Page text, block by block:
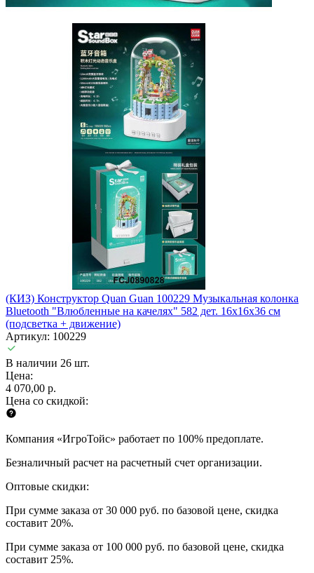
(КИЗ) Конструктор Quan Guan 100229 Музыкальная колонка
Bluetooth "Влюбленные на качелях" 582 дет. 16x16x36 см
(подсветка + движение)
Артикул: 100229
В наличии 26 шт.
Цена:
4 070,00 р.
Цена со скидкой:
Компания «ИгроТойс» работает по 100% предоплате.
Безналичный расчет на расчетный счет организации.
Оптовые скидки:
При сумме заказа от 30 000 руб. по базовой цене, скидка
составит 20%.
При сумме заказа от 100 000 руб. по базовой цене, скидка
составит 25%.